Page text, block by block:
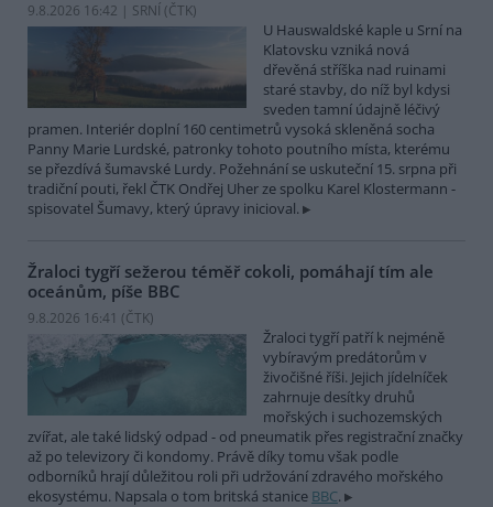
9.8.2026 16:42 | SRNÍ (ČTK)
U Hauswaldské kaple u Srní na
Klatovsku vzniká nová
dřevěná stříška nad ruinami
staré stavby, do níž byl kdysi
sveden tamní údajně léčivý
pramen. Interiér doplní 160 centimetrů vysoká skleněná socha
Panny Marie Lurdské, patronky tohoto poutního místa, kterému
se přezdívá šumavské Lurdy. Požehnání se uskuteční 15. srpna při
tradiční pouti, řekl ČTK Ondřej Uher ze spolku Karel Klostermann -
spisovatel Šumavy, který úpravy inicioval.
Žraloci tygří sežerou téměř cokoli, pomáhají tím ale
oceánům, píše BBC
9.8.2026 16:41 (ČTK)
Žraloci tygří patří k nejméně
vybíravým predátorům v
živočišné říši. Jejich jídelníček
zahrnuje desítky druhů
mořských i suchozemských
zvířat, ale také lidský odpad - od pneumatik přes registrační značky
až po televizory či kondomy. Právě díky tomu však podle
odborníků hrají důležitou roli při udržování zdravého mořského
ekosystému. Napsala o tom britská stanice BBC.